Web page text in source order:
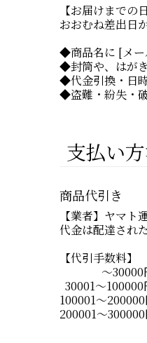
【お届けまでの
おおむね差出日
◆商品名に [メー
◆封筒や、はが
◆代金引換・日
◆盗難・紛失・
支払い
商品代引き
【業者】ヤマト
代金は配達され
【代引手数料】
～30000
30001～100000
100001～200000
200001～300000